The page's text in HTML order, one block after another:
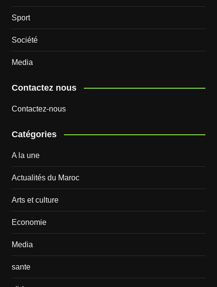
Sport
Société
Media
Contactez nous
Contactez-nous
Catégories
A la une
Actualités du Maroc
Arts et culture
Economie
Media
sante